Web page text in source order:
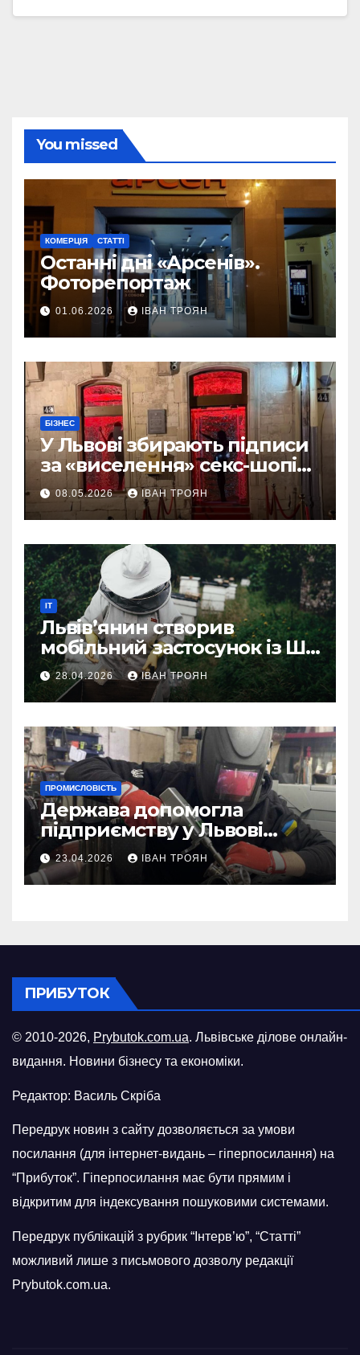
You missed
КОМЕРЦІЯ СТАТТІ
Останні дні «Арсенів».
Фоторепортаж
01.06.2026 ІВАН ТРОЯН
БІЗНЕС
У Львові збирають підписи
за «виселення» секс-шопів
із центру міста
08.05.2026 ІВАН ТРОЯН
IT
Львів’янин створив
мобільний застосунок із ШІ-
асистентом для бджолярів
28.04.2026 ІВАН ТРОЯН
ПРОМИСЛОВІСТЬ
Держава допомогла
підприємству у Львові
відновити виробничі
потужності після атаки
російського БПЛА
23.04.2026 ІВАН ТРОЯН
ПРИБУТОК
© 2010-2026, Prybutok.com.ua. Львівське ділове онлайн-
видання. Новини бізнесу та економіки.
Редактор: Василь Скріба
Передрук новин з сайту дозволяється за умови
посилання (для інтернет-видань – гіперпосилання) на
“Прибуток”. Гіперпосилання має бути прямим і
відкритим для індексування пошуковими системами.
Передрук публікацій з рубрик “Інтерв’ю”, “Статті”
можливий лише з письмового дозволу редакції
Prybutok.com.ua.